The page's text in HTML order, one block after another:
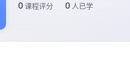
0 课程评分 0 人已学